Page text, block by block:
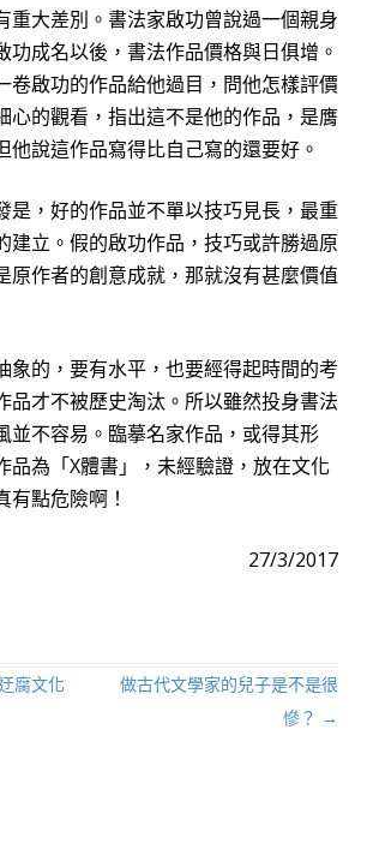
重大差別。書法家啟功曾說過一個親身
功成名以後，書法作品價格與日俱增。
卷啟功的作品給他過目，問他怎樣評價
心的觀看，指出這不是他的作品，是膺
他說這作品寫得比自己寫的還要好。
是，好的作品並不單以技巧見長，最重
建立。假的啟功作品，技巧或許勝過原
原作者的創意成就，那就沒有甚麼價值
象的，要有水平，也要經得起時間的考
品才不被歷史淘汰。所以雖然投身書法
並不容易。臨摹名家作品，或得其形
品為「X體書」，未經驗證，放在文化
有點危險啊！
27/3/2017
腐文化
做古代文學家的兒子是不是很
慘？ →